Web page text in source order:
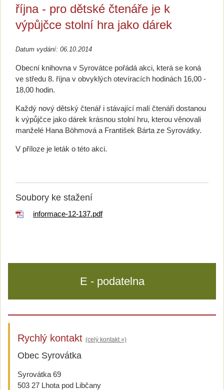
října - pro dětské čtenáře je k
výpůjčce stolní hra jako dárek
Datum vydání: 06.10.2014
Obecní knihovna v Syrovátce pořádá akci, která se koná
ve středu 8. října v obvyklých otevíracích hodinách 16,00 -
18,00 hodin.
Každý nový dětský čtenář i stávající malí čtenáři dostanou
k výpůjčce jako dárek krásnou stolní hru, kterou věnovali
manželé Hana Böhmová a František Bárta ze Syrovátky.
V příloze je leták o této akci.
Soubory ke stažení
informace-12-137.pdf
E - podatelna
Rychlý kontakt (celý kontakt »)
Obec Syrovátka
Syrovátka 69
503 27 Lhota pod Libčany